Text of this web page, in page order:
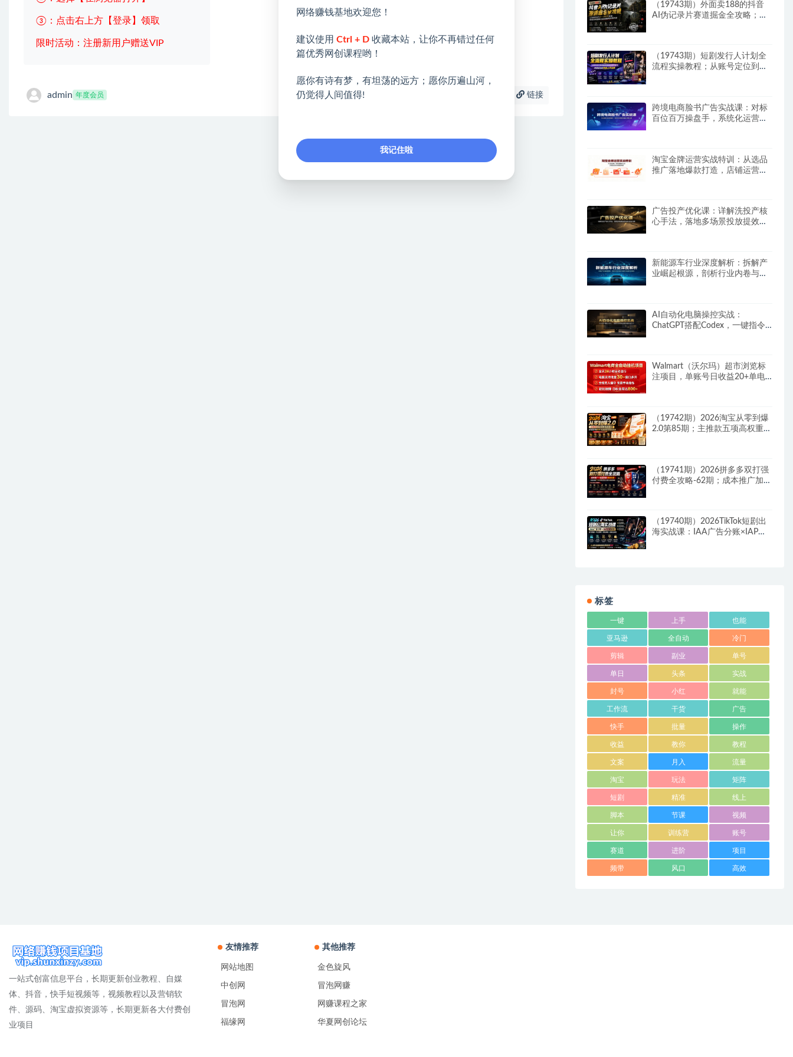
③：点击右上方【登录】领取
限时活动：注册新用户赠送VIP
admin 年度会员 链接
（19743期）外面卖188的抖音
AI伪记录片赛道掘金全攻略；从
（19743期）短剧发行人计划全
流程实操教程；从账号定位到选
跨境电商脸书广告实战课：对标
百位百万操盘手，系统化运营告
淘宝金牌运营实战特训：从选品
推广落地爆款打造，店铺运营全
广告投产优化课：详解洗投产核
心手法，落地多场景投放提效增
新能源车行业深度解析：拆解产
业崛起根源，剖析行业内卷与海
AI自动化电脑操控实战：
ChatGPT搭配Codex，一键指令
Walmart（沃尔玛）超市浏览标
注项目，单账号日收益20+单电
（19742期）2026淘宝从零到爆
2.0第85期；主推款五项高权重初
（19741期）2026拼多多双打强
付费全攻略-62期；成本推广加托
（19740期）2026TikTok短剧出
海实战课：IAA广告分账×IAP付
标签
一键 上手 也能
亚马逊 全自动 冷门
剪辑 副业 单号
单日 头条 实战
封号 小红 就能
工作流 干货 广告
快手 批量 操作
收益 教你 教程
文案 月入 流量
淘宝 玩法 矩阵
短剧 精准 线上
脚本 节课 视频
让你 训练营 账号
赛道 进阶 项目
频带 风口 高效
一站式创富信息平台，长期更新创业教程、自媒
体、抖音，快手短视频等，视频教程以及营销软
件、源码、淘宝虚拟资源等，长期更新各大付费创
业项目
友情推荐
网站地图
中创网
冒泡网
福缘网
其他推荐
金色旋风
冒泡网赚
网赚课程之家
华夏网创论坛
网络赚钱基地欢迎您！
建议使用 Ctrl + D 收藏本站，让你不再错过任何
篇优秀网创课程哟！
愿你有诗有梦，有坦荡的远方；愿你历遍山河，
仍觉得人间值得!
我记住啦